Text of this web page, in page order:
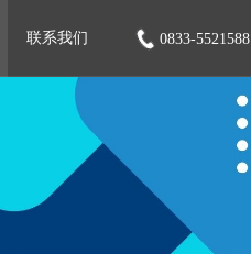
联系我们 0833-5521588